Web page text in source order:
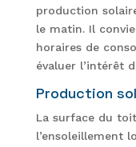
production
le matin. Il
horaires de
évaluer l’intérêt
Production
La surface du
l’ensoleillement